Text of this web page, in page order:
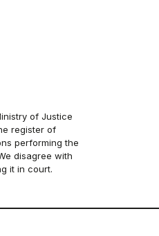
of Justice
register of
performing the
disagree with
it in court.